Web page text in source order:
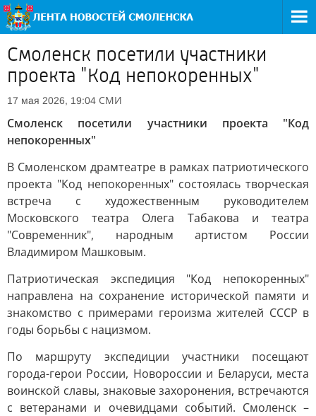
Смоленск посетили участники
проекта "Код непокоренных"
17 мая 2026, 19:04 СМИ
Смоленск посетили участники проекта "Код
непокоренных"
В Смоленском драмтеатре в рамках патриотического
проекта "Код непокоренных" состоялась творческая
встреча с художественным руководителем
Московского театра Олега Табакова и театра
"Современник", народным артистом России
Владимиром Машковым.
Патриотическая экспедиция "Код непокоренных"
направлена на сохранение исторической памяти и
знакомство с примерами героизма жителей СССР в
годы борьбы с нацизмом.
По маршруту экспедиции участники посещают
города-герои России, Новороссии и Беларуси, места
воинской славы, знаковые захоронения, встречаются
с ветеранами и очевидцами событий. Смоленск –